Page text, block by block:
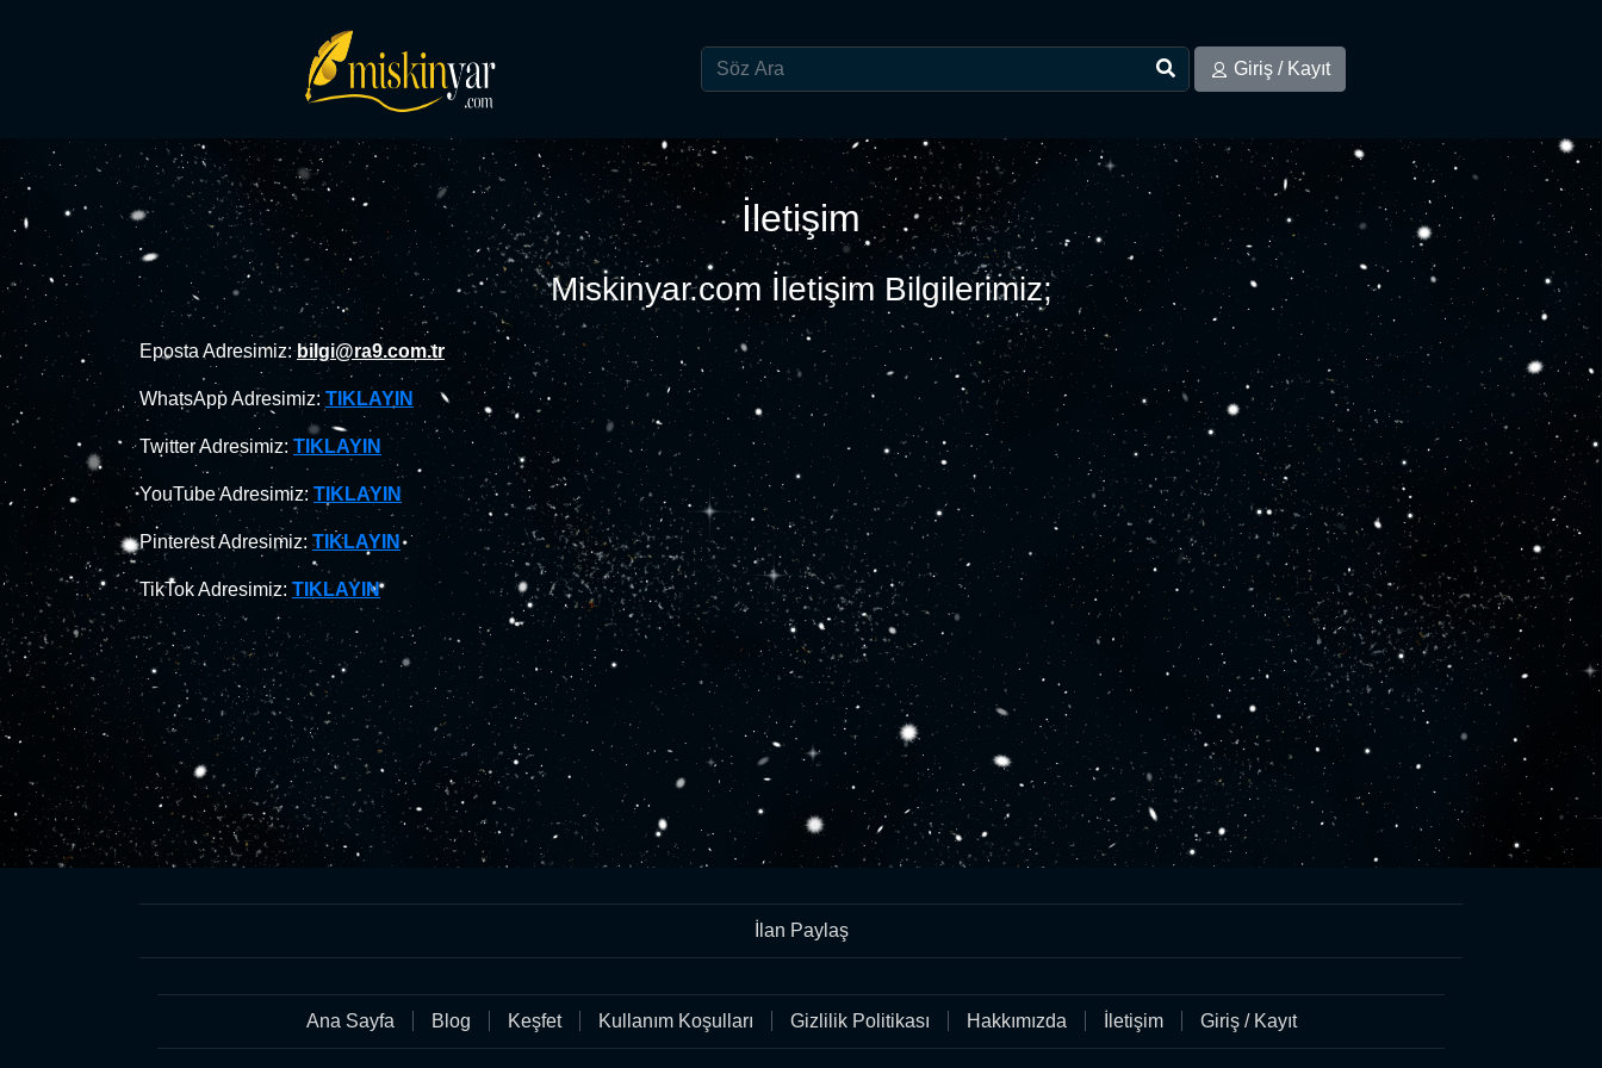
Giriş / Kayıt
İletişim
Miskinyar.com İletişim Bilgilerimiz;
Eposta Adresimiz: bilgi@ra9.com.tr
WhatsApp Adresimiz: TIKLAYIN
Twitter Adresimiz: TIKLAYIN
YouTube Adresimiz: TIKLAYIN
Pinterest Adresimiz:TIKLAYIN
TikTok Adresimiz: TIKLAYIN
İlan Paylaş
Ana Sayfa Blog Keşfet Kullanım Koşulları Gizlilik Politikası Hakkımızda İletişim Giriş / Kayıt